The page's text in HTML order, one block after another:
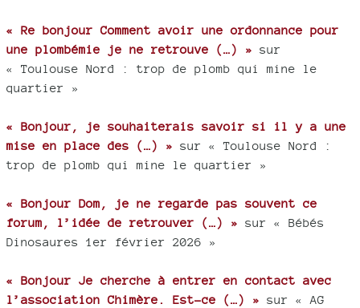
« Re bonjour Comment avoir une ordonnance pour
une plombémie je ne retrouve (…) » sur
« Toulouse Nord : trop de plomb qui mine le
quartier »
« Bonjour, je souhaiterais savoir si il y a une
mise en place des (…) » sur « Toulouse Nord :
trop de plomb qui mine le quartier »
« Bonjour Dom, je ne regarde pas souvent ce
forum, l’idée de retrouver (…) » sur « Bébés
Dinosaures 1er février 2026 »
« Bonjour Je cherche à entrer en contact avec
l’association Chimère. Est-ce (…) » sur « AG